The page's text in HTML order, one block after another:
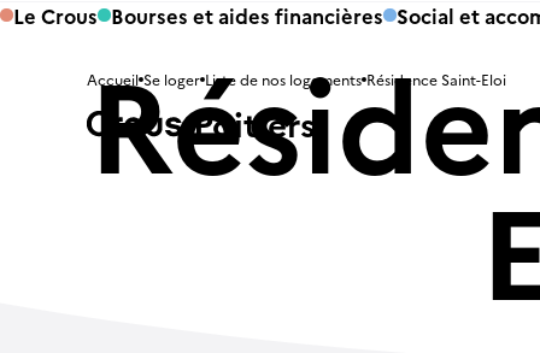
Le Crous Bourses et aides financières Social et
Accueil Se loger Liste de nos logements Résidence Saint-Eloi
Poitiers